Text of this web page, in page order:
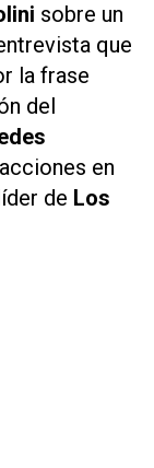
sobre un
que
la frase
del
en
de Los